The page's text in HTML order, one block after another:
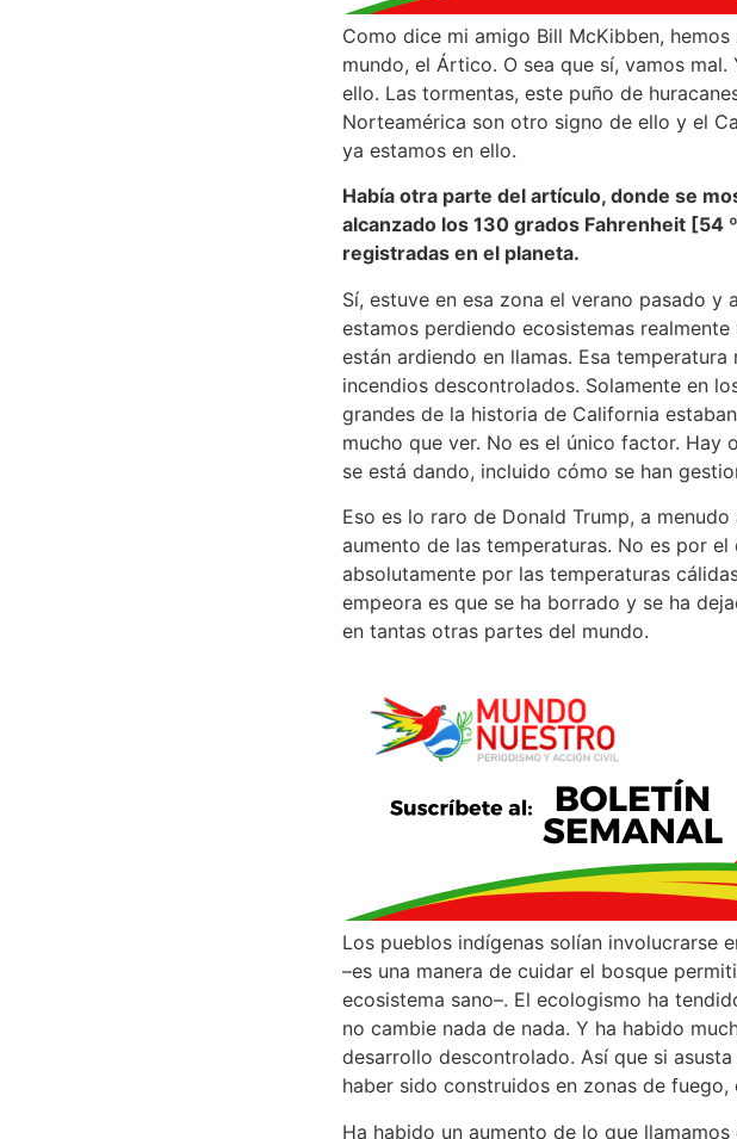
Como dice mi amigo Bill McKibben,
mundo, el Ártico. O sea que sí, vamos
ello. Las tormentas, este puño de
Norteamérica son otro signo de ello y el
ya estamos en ello.
Había otra parte del artículo, donde se
alcanzado los 130 grados Fahrenheit [54
registradas en el planeta.
Sí, estuve en esa zona el verano pasado y
estamos perdiendo ecosistemas
están ardiendo en llamas. Esa
incendios descontrolados. Solamente en
grandes de la historia de California
mucho que ver. No es el único factor.
se está dando, incluido cómo se han
Eso es lo raro de Donald Trump, a
aumento de las temperaturas. No es por
absolutamente por las temperaturas
empeora es que se ha borrado y se ha
en tantas otras partes del mundo.
Los pueblos indígenas solían involucrarse
–es una manera de cuidar el bosque
ecosistema sano–. El ecologismo ha
no cambie nada de nada. Y ha habido
desarrollo descontrolado. Así que si
haber sido construidos en zonas de
Ha habido un aumento de lo que